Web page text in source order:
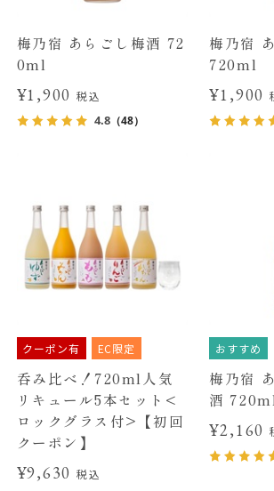
梅乃宿 あらごし梅酒 72
0ml
¥1,900税込
4.8（48）
梅乃宿
720ml
¥1,900
クーポン有 EC限定
呑み比べ！720ml人気
リキュール5本セット<
ロックグラス付>【初回
クーポン】
¥9,630税込
おすすめ
梅乃宿
酒
¥2,160